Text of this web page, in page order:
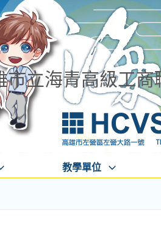
市立海青高級工商
教學單位